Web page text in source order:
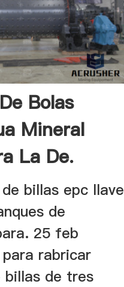
Bolas
Mineral
La De.
billas epc llave
de
25 feb
rabricar
billas de tres